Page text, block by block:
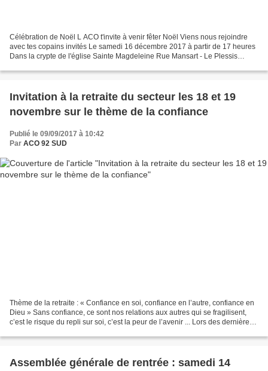
Célébration de Noël L ACO t'invite à venir fêter Noël Viens nous rejoindre
avec tes copains invités Le samedi 16 décembre 2017 à partir de 17 heures
Dans la crypte de l'église Sainte Magdeleine Rue Mansart - Le Plessis
Invitation à la retraite du secteur les 18 et 19
novembre sur le thème de la confiance
Publié le 09/09/2017 à 10:42
Par ACO 92 SUD
Thème de la retraite : « Confiance en soi, confiance en l’autre, confiance en
Dieu » Sans confiance, ce sont nos relations aux autres qui se fragilisent,
c’est le risque du repli sur soi, c’est la peur de l’avenir ... Lors des dernières
Assemblée générale de rentrée : samedi 14